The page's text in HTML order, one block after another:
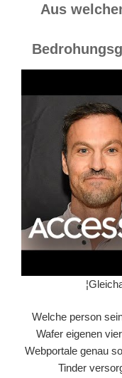
Aus
Welche person
Wafer eigenen
Webportale genau
Tinder